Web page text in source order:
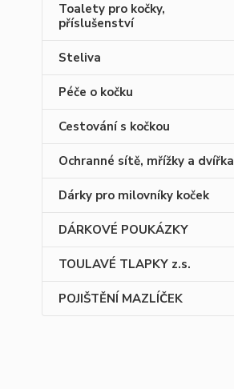
Toalety pro kočky,
příslušenství
Steliva
Péče o kočku
Cestování s kočkou
Ochranné sítě, mřížky a dvířka
Dárky pro milovníky koček
DÁRKOVÉ POUKÁZKY
TOULAVÉ TLAPKY z.s.
POJIŠTĚNÍ MAZLÍČEK